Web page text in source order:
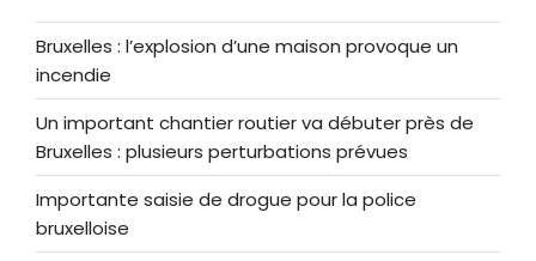
Bruxelles : l’explosion d’une maison provoque un
incendie
Un important chantier routier va débuter près de
Bruxelles : plusieurs perturbations prévues
Importante saisie de drogue pour la police
bruxelloise